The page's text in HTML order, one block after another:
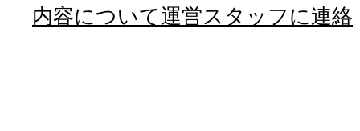
内容について運営スタッフに連絡